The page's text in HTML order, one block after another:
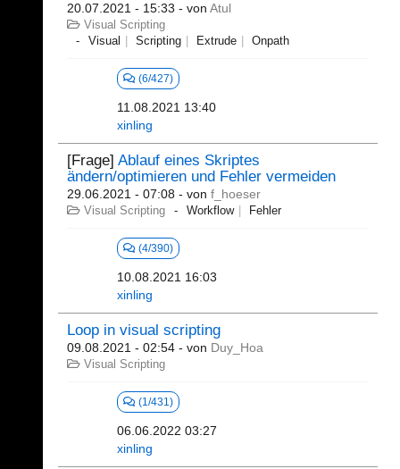
20.07.2021 - 15:33 - von Atul
Visual Scripting
Visual
Scripting Extrude Onpath
(6/427)
11.08.2021 13:40
xinling
[Frage] Ablauf eines Skriptes
ändern/optimieren und Fehler vermeiden
29.06.2021 - 07:08 - von f_hoeser
Visual Scripting Workflow Fehler
(4/390)
10.08.2021 16:03
xinling
Loop in visual scripting
09.08.2021 - 02:54 - von Duy_Hoa
Visual Scripting
(1/431)
06.06.2022 03:27
xinling